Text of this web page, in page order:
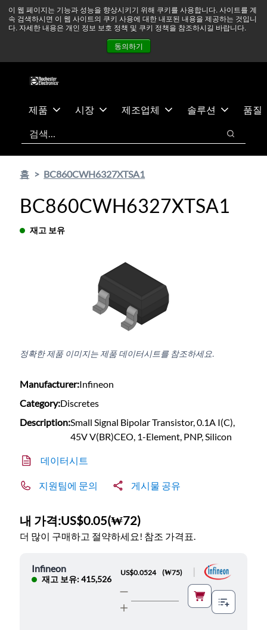
이 웹 페이지는 기능과 성능을 향상시키기 위해 쿠키를 사용합니다. 사이트를 계
속 검색하시면 이 웹 사이트의 쿠키 사용에 대한 내포된 내용을 제공하는 것입니
다. 자세한 내용은 개인 정보 보호 정책 및 쿠키 정책을 참조하시길 바랍니다.
동의하기
츠
건
중동 지역 상황을 지속적으로 주시하고 있으며, 모든 서비스는
정상적으로 운영되고 있습니다. 더 읽어보기 →
뉴스
문의하기
제품 시장 제조업체 솔루션
품질
검색
검색
홈 BC860CWH6327XTSA1
BC860CWH6327XTSA1
재고 보유
정확한 제품 이미지는 제품 데이터시트를 참조하세요.
Manufacturer:Infineon
Category:Discretes
Description:Small Signal Bipolar Transistor, 0.1A I(C),
45V V(BR)CEO, 1-Element, PNP, Silicon
데이터시트
지원팀에 문의 게시물 공유
내 가격:US$0.05(₩72)
더 많이 구매하고 절약하세요! 참조 가격표.
Infineon
재고 보유: 415,526
US$0.0524 (₩75)